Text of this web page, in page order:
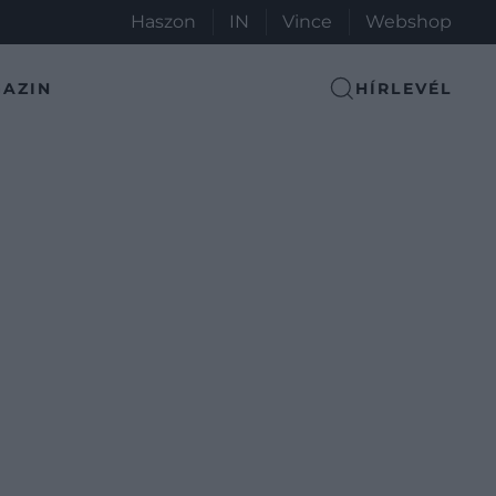
Haszon IN Vince Webshop
HÍRLEVÉL